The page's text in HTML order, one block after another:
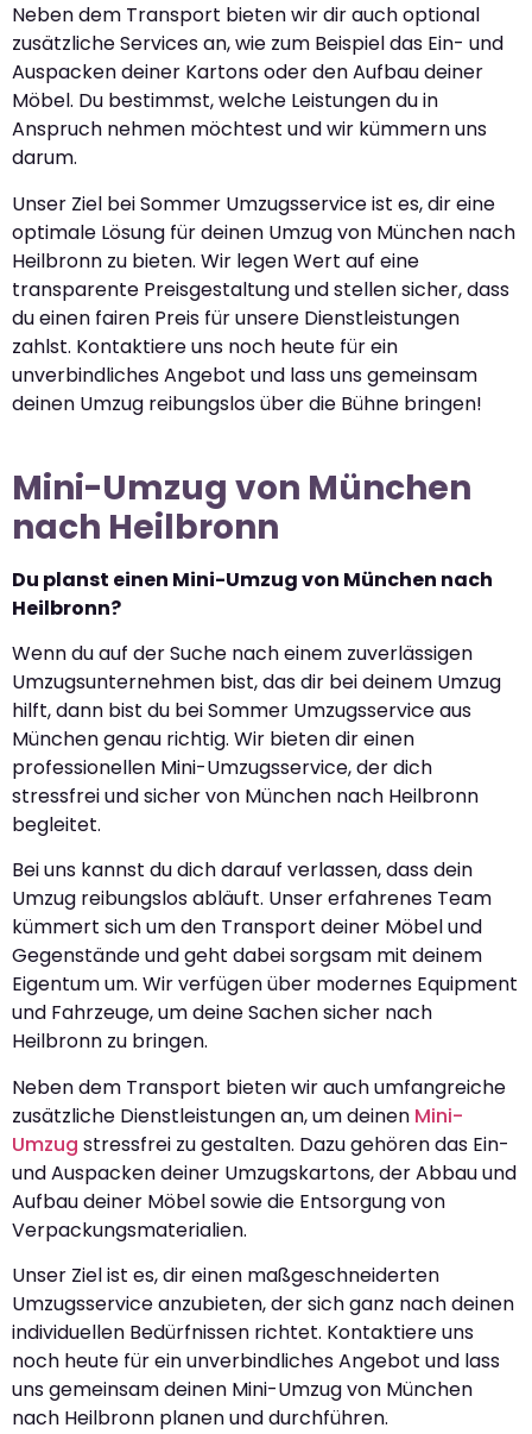
Neben dem Transport bieten wir dir auch optional
zusätzliche Services an, wie zum Beispiel das Ein- und
Auspacken deiner Kartons oder den Aufbau deiner
Möbel. Du bestimmst, welche Leistungen du in
Anspruch nehmen möchtest und wir kümmern uns
darum.
Unser Ziel bei Sommer Umzugsservice ist es, dir eine
optimale Lösung für deinen Umzug von München nach
Heilbronn zu bieten. Wir legen Wert auf eine
transparente Preisgestaltung und stellen sicher, dass
du einen fairen Preis für unsere Dienstleistungen
zahlst. Kontaktiere uns noch heute für ein
unverbindliches Angebot und lass uns gemeinsam
deinen Umzug reibungslos über die Bühne bringen!
Mini-Umzug von München
nach Heilbronn
Du planst einen Mini-Umzug von München nach
Heilbronn?
Wenn du auf der Suche nach einem zuverlässigen
Umzugsunternehmen bist, das dir bei deinem Umzug
hilft, dann bist du bei Sommer Umzugsservice aus
München genau richtig. Wir bieten dir einen
professionellen Mini-Umzugsservice, der dich
stressfrei und sicher von München nach Heilbronn
begleitet.
Bei uns kannst du dich darauf verlassen, dass dein
Umzug reibungslos abläuft. Unser erfahrenes Team
kümmert sich um den Transport deiner Möbel und
Gegenstände und geht dabei sorgsam mit deinem
Eigentum um. Wir verfügen über modernes Equipment
und Fahrzeuge, um deine Sachen sicher nach
Heilbronn zu bringen.
Neben dem Transport bieten wir auch umfangreiche
zusätzliche Dienstleistungen an, um deinen Mini-
Umzug stressfrei zu gestalten. Dazu gehören das Ein-
und Auspacken deiner Umzugskartons, der Abbau und
Aufbau deiner Möbel sowie die Entsorgung von
Verpackungsmaterialien.
Unser Ziel ist es, dir einen maßgeschneiderten
Umzugsservice anzubieten, der sich ganz nach deinen
individuellen Bedürfnissen richtet. Kontaktiere uns
noch heute für ein unverbindliches Angebot und lass
uns gemeinsam deinen Mini-Umzug von München
nach Heilbronn planen und durchführen.